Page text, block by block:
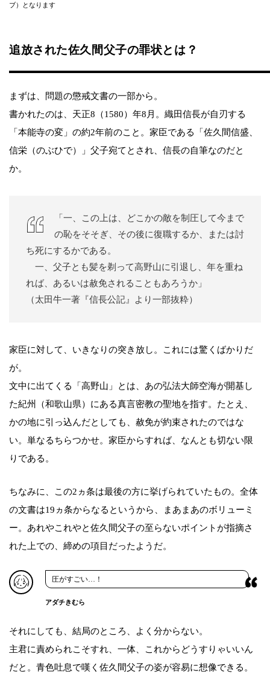
ブ）となります
追放された佐久間父子の罪状とは？
まずは、問題の懲戒文書の一部から。
書かれたのは、天正8（1580）年8月。織田信長が自刃する
「本能寺の変」の約2年前のこと。家臣である「佐久間信盛、
信栄（のぶひで）」父子宛てとされ、信長の自筆なのだと
か。
「一、この上は、どこかの敵を制圧して今まで
の恥をそそぎ、その後に復職するか、または討
ち死にするかである。
一、父子とも髪を剃って高野山に引退し、年を重ね
れば、あるいは赦免されることもあろうか」
（太田牛一著『信長公記』より一部抜粋）
家臣に対して、いきなりの突き放し。これには驚くばかりだ
が。
文中に出てくる「高野山」とは、あの弘法大師空海が開基し
た紀州（和歌山県）にある真言密教の聖地を指す。たとえ、
かの地に引っ込んだとしても、赦免が約束されたのではな
い。単なるちらつかせ。家臣からすれば、なんとも切ない限
りである。
ちなみに、この2ヵ条は最後の方に挙げられていたもの。全体
の文書は19ヵ条からなるというから、まあまあのボリューミ
ー。あれやこれやと佐久間父子の至らないポイントが指摘さ
れた上での、締めの項目だったようだ。
圧がすごい…！
アダチきむら
それにしても、結局のところ、よく分からない。
主君に責められこそすれ、一体、これからどうすりゃいいん
だと。青色吐息で嘆く佐久間父子の姿が容易に想像できる。